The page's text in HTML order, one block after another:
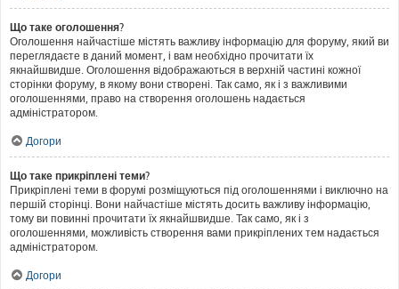
Що таке оголошення?
Оголошення найчастіше містять важливу інформацію для форуму, який ви
переглядаєте в даний момент, і вам необхідно прочитати їх
якнайшвидше. Оголошення відображаються в верхній частині кожної
сторінки форуму, в якому вони створені. Так само, як і з важливими
оголошеннями, право на створення оголошень надається
адміністратором.
Догори
Що таке прикріплені теми?
Прикріплені теми в форумі розміщуються під оголошеннями і виключно на
першій сторінці. Вони найчастіше містять досить важливу інформацію,
тому ви повинні прочитати їх якнайшвидше. Так само, як і з
оголошеннями, можливість створення вами прикріплених тем надається
адміністратором.
Догори